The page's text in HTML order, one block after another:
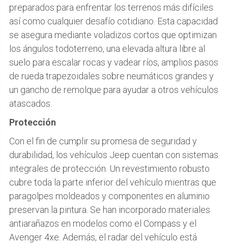
preparados para enfrentar los terrenos más difíciles
así como cualquier desafío cotidiano. Esta capacidad
se asegura mediante voladizos cortos que optimizan
los ángulos todoterreno, una elevada altura libre al
suelo para escalar rocas y vadear ríos, amplios pasos
de rueda trapezoidales sobre neumáticos grandes y
un gancho de remolque para ayudar a otros vehículos
atascados.
Protección
Con el fin de cumplir su promesa de seguridad y
durabilidad, los vehículos Jeep cuentan con sistemas
integrales de protección. Un revestimiento robusto
cubre toda la parte inferior del vehículo mientras que
paragolpes moldeados y componentes en aluminio
preservan la pintura. Se han incorporado materiales
antiarañazos en modelos como el Compass y el
Avenger 4xe. Además, el radar del vehículo está